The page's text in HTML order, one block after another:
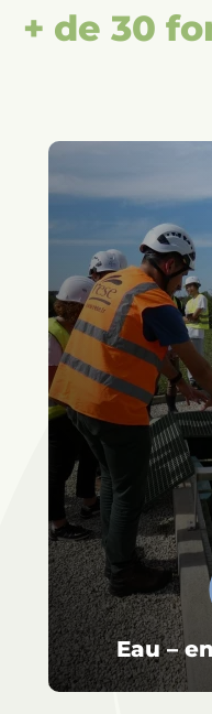
+ de 30
Agriculture
élevageViticulture
Eau –